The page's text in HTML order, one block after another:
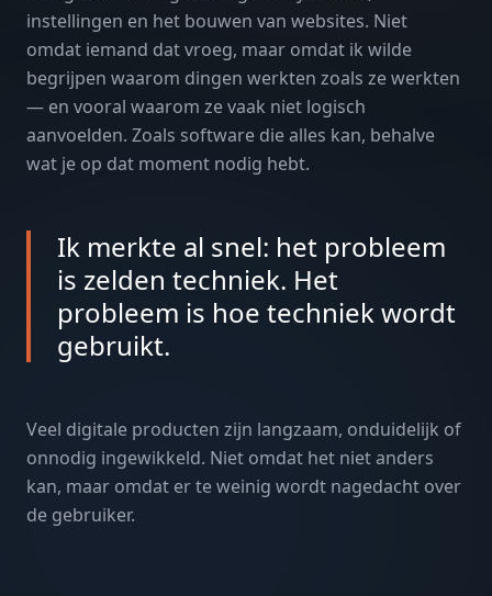
instellingen en het bouwen van websites. Niet
omdat iemand dat vroeg, maar omdat ik wilde
begrijpen waarom dingen werkten zoals ze werkten
— en vooral waarom ze vaak niet logisch
aanvoelden. Zoals software die alles kan, behalve
wat je op dat moment nodig hebt.
Ik merkte al snel: het probleem
is zelden techniek. Het
probleem is hoe techniek wordt
gebruikt.
Veel digitale producten zijn langzaam, onduidelijk of
onnodig ingewikkeld. Niet omdat het niet anders
kan, maar omdat er te weinig wordt nagedacht over
de gebruiker.